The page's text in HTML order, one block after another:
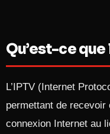
Qu’est-ce que
L’IPTV (Internet
permettant de
connexion Internet au